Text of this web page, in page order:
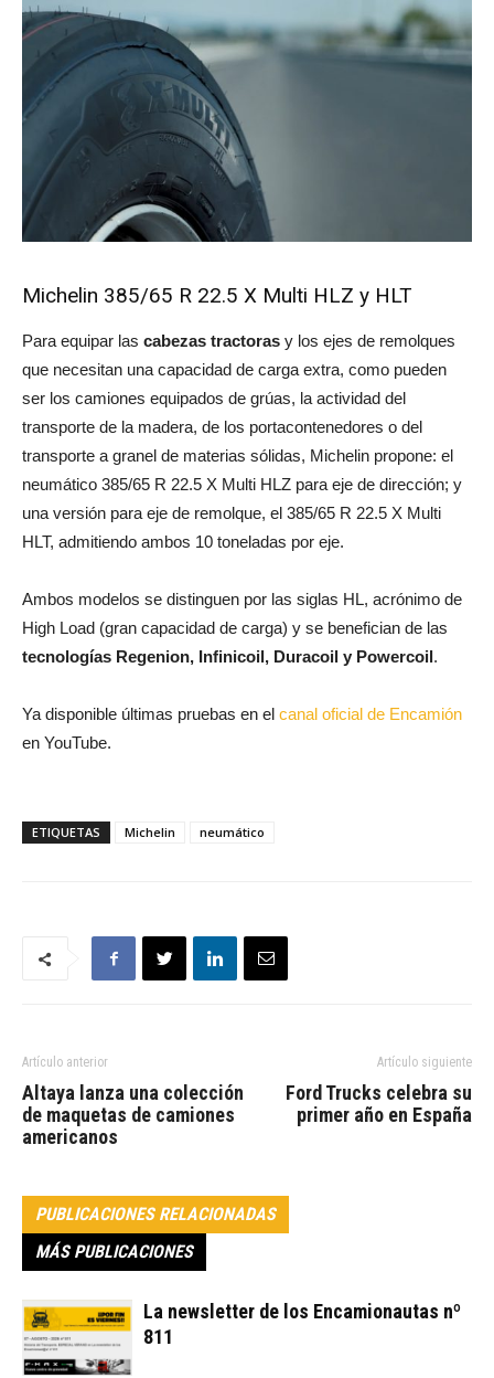
Michelin 385/65 R 22.5 X Multi HLZ y HLT
Para equipar las cabezas tractoras y los ejes de remolques
que necesitan una capacidad de carga extra, como pueden
ser los camiones equipados de grúas, la actividad del
transporte de la madera, de los portacontenedores o del
transporte a granel de materias sólidas, Michelin propone: el
neumático 385/65 R 22.5 X Multi HLZ para eje de dirección; y
una versión para eje de remolque, el 385/65 R 22.5 X Multi
HLT, admitiendo ambos 10 toneladas por eje.
Ambos modelos se distinguen por las siglas HL, acrónimo de
High Load (gran capacidad de carga) y se benefician de las
tecnologías Regenion, Infinicoil, Duracoil y Powercoil.
Ya disponible últimas pruebas en el canal oficial de Encamión
en YouTube.
ETIQUETAS Michelin neumático
Artículo anterior
Altaya lanza una colección
de maquetas de camiones
americanos
Artículo siguiente
Ford Trucks celebra su
primer año en España
PUBLICACIONES RELACIONADAS
MÁS PUBLICACIONES
La newsletter de los Encamionautas nº
811